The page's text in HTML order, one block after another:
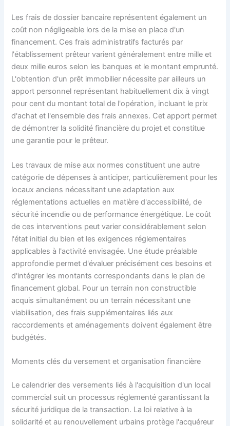
Les frais de dossier bancaire représentent également un
coût non négligeable lors de la mise en place d'un
financement. Ces frais administratifs facturés par
l'établissement prêteur varient généralement entre mille et
deux mille euros selon les banques et le montant emprunté.
L'obtention d'un prêt immobilier nécessite par ailleurs un
apport personnel représentant habituellement dix à vingt
pour cent du montant total de l'opération, incluant le prix
d'achat et l'ensemble des frais annexes. Cet apport permet
de démontrer la solidité financière du projet et constitue
une garantie pour le prêteur.
Les travaux de mise aux normes constituent une autre
catégorie de dépenses à anticiper, particulièrement pour les
locaux anciens nécessitant une adaptation aux
réglementations actuelles en matière d'accessibilité, de
sécurité incendie ou de performance énergétique. Le coût
de ces interventions peut varier considérablement selon
l'état initial du bien et les exigences réglementaires
applicables à l'activité envisagée. Une étude préalable
approfondie permet d'évaluer précisément ces besoins et
d'intégrer les montants correspondants dans le plan de
financement global. Pour un terrain non constructible
acquis simultanément ou un terrain nécessitant une
viabilisation, des frais supplémentaires liés aux
raccordements et aménagements doivent également être
budgétés.
Moments clés du versement et organisation financière
Le calendrier des versements liés à l'acquisition d'un local
commercial suit un processus réglementé garantissant la
sécurité juridique de la transaction. La loi relative à la
solidarité et au renouvellement urbains protège l'acquéreur